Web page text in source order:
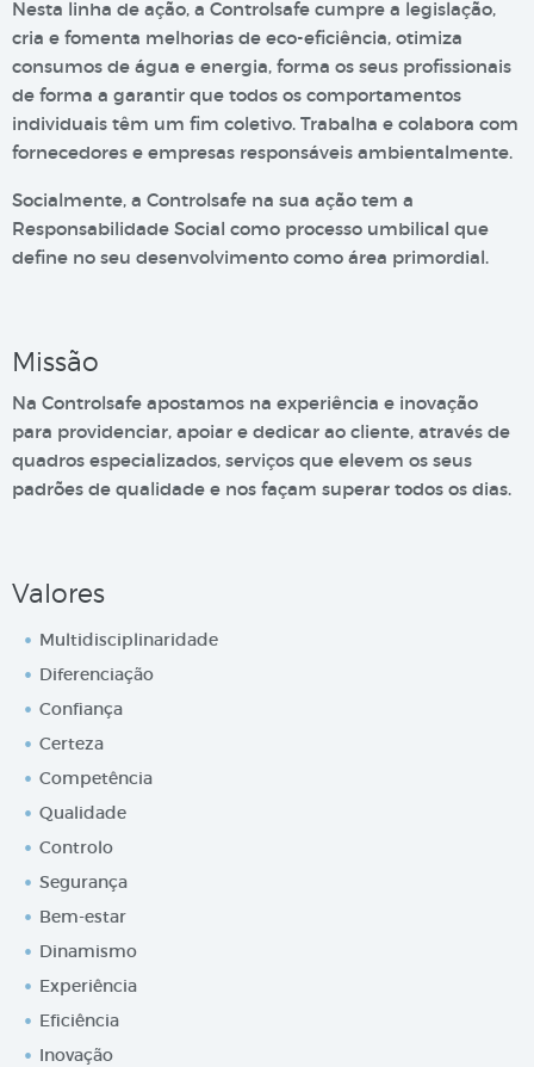
Nesta linha de ação, a Controlsafe cumpre a legislação,
cria e fomenta melhorias de eco-eficiência, otimiza
consumos de água e energia, forma os seus profissionais
de forma a garantir que todos os comportamentos
individuais têm um fim coletivo. Trabalha e colabora com
fornecedores e empresas responsáveis ambientalmente.
Socialmente, a Controlsafe na sua ação tem a
Responsabilidade Social como processo umbilical que
define no seu desenvolvimento como área primordial.
Missão
Na Controlsafe apostamos na experiência e inovação
para providenciar, apoiar e dedicar ao cliente, através de
quadros especializados, serviços que elevem os seus
padrões de qualidade e nos façam superar todos os dias.
Valores
Multidisciplinaridade
Diferenciação
Confiança
Certeza
Competência
Qualidade
Controlo
Segurança
Bem-estar
Dinamismo
Experiência
Eficiência
Inovação